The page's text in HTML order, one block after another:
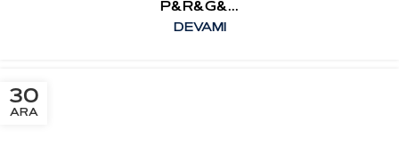
P&R&G&...
DEVAMI
30
ARA